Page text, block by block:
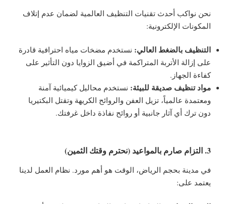
نحن نواكب أحدث تقنيات التنظيف العالمية لضمان عدم إتلاف
المكونات الإلكترونية:
التنظيف بالضغط العالي: نستخدم مضخات مياه احترافية قادرة
على إزالة الأتربة المتراكمة في أضيق الزوايا دون التأثير على
كفاءة الجهاز.
مواد تنظيف صديقة للبيئة: نستخدم محاليل كيميائية آمنة
ومعتمدة عالمياً، تزيل العفن والروائح الكريهة وتقتل البكتيريا
دون ترك أي آثار جانبية أو روائح نفاذة داخل غرفتك.
3. التزام صارم بالمواعيد (نحترم وقتك الثمين)
في مدينة بحجم الرياض، الوقت هو أهم مورد. نظام العمل لدينا
يعتمد على: